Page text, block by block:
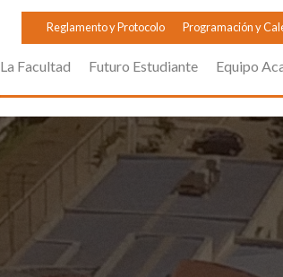
Reglamento y Protocolo Programación y
La Facultad Futuro Estudiante Equipo